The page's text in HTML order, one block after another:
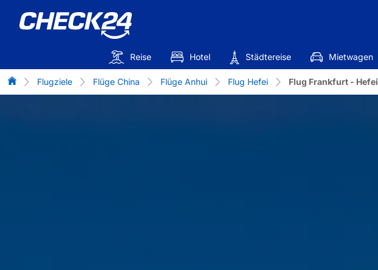
Reise Hotel Städtereise Mietwagen
Flug-Vergleich
Flugziele Flüge China Flüge Anhui Flug Hefei Flug Frankfurt - Hefei